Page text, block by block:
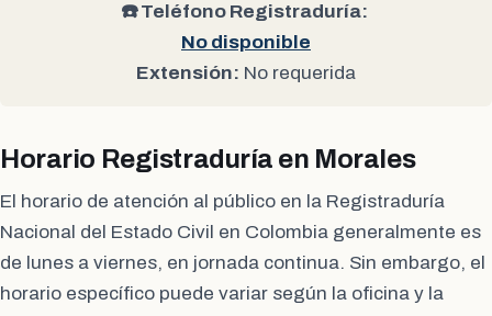
☎️ Teléfono Registraduría:
No disponible
Extensión: No requerida
Horario Registraduría en Morales
El horario de atención al público en la Registraduría
Nacional del Estado Civil en Colombia generalmente es
de lunes a viernes, en jornada continua. Sin embargo, el
horario específico puede variar según la oficina y la